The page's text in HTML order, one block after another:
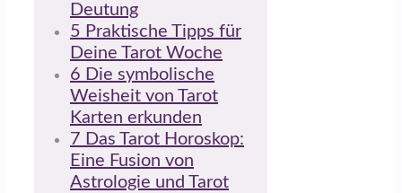
Deutung
5 Praktische Tipps für
Deine Tarot Woche
6 Die symbolische
Weisheit von Tarot
Karten erkunden
7 Das Tarot Horoskop:
Eine Fusion von
Astrologie und Tarot